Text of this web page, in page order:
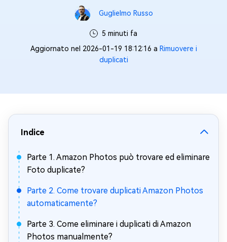
Guglielmo Russo
5 minuti fa
Aggiornato nel 2026-01-19 18:12:16 a Rimuovere i
duplicati
Indice
Parte 1. Amazon Photos può trovare ed eliminare
Foto duplicate?
Parte 2. Come trovare duplicati Amazon Photos
automaticamente?
Parte 3. Come eliminare i duplicati di Amazon
Photos manualmente?